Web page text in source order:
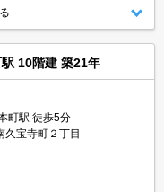
10階建 築21年
町駅 徒歩5分
久宝寺町２丁目